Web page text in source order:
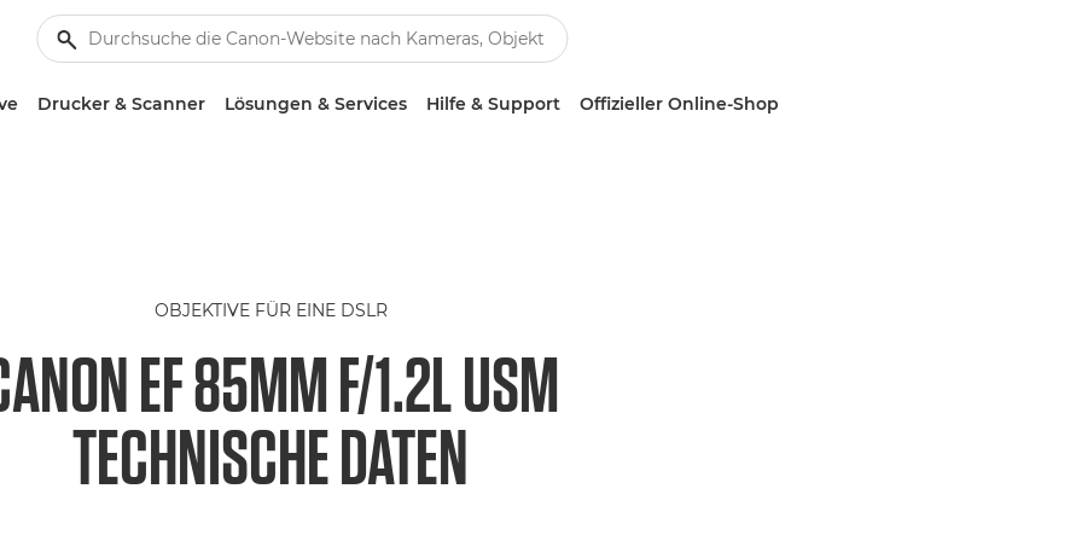
Drucker & Scanner Lösungen & Services Hilfe & Support Offizieller Online-Shop
OBJEKTIVE FÜR EINE DSLR
EF 85MM F/1.2L USM
TECHNISCHE DATEN